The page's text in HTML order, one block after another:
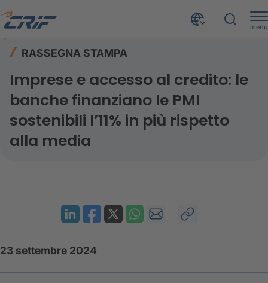
menu
RASSEGNA STAMPA
Imprese e accesso al credito: le
banche finanziano le PMI
sostenibili l’11% in più rispetto
alla media
23 settembre 2024